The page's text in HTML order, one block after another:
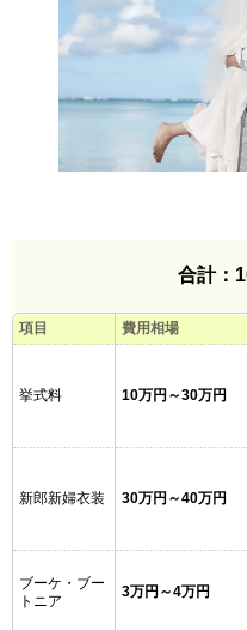
合計：
項目 費用相場
挙式料 10万円～30万円
新郎新婦衣装 30万円～40万円
ブーケ・ブー
トニア
3万円～4万円